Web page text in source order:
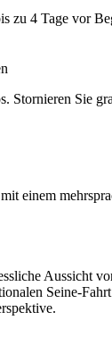
zu 4 Tage vor
Stornieren Sie
einem
Aussicht
Seine-